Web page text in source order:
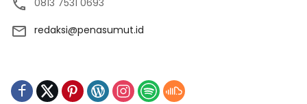
redaksi@penasumut.id